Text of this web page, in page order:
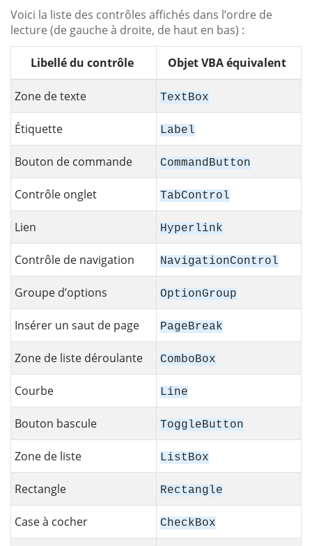
Voici la liste des contrôles affichés dans l’ordre de
lecture (de gauche à droite, de haut en bas) :
Libellé du contrôle Objet VBA équivalent
Zone de texte TextBox
Étiquette Label
Bouton de commande CommandButton
Contrôle onglet TabControl
Lien Hyperlink
Contrôle de navigation NavigationControl
Groupe d’options OptionGroup
Insérer un saut de page PageBreak
Zone de liste déroulante ComboBox
Courbe Line
Bouton bascule ToggleButton
Zone de liste ListBox
Rectangle Rectangle
Case à cocher CheckBox